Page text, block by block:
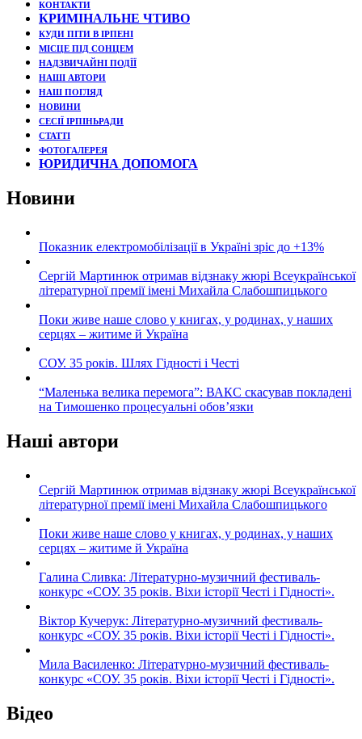
КОНТАКТИ
КРИМІНАЛЬНЕ ЧТИВО
КУДИ ПІТИ В ІРПЕНІ
МІСЦЕ ПІД СОНЦЕМ
НАДЗВИЧАЙНІ ПОДЇЇ
НАШІ АВТОРИ
НАШ ПОГЛЯД
НОВИНИ
СЕСІЇ ІРПІНЬРАДИ
СТАТТІ
ФОТОГАЛЕРЕЯ
ЮРИДИЧНА ДОПОМОГА
Новини
Показник електромобілізації в Україні зріс до +13%
Сергій Мартинюк отримав відзнаку жюрі Всеукраїнської
літературної премії імені Михайла Слабошпицького
Поки живе наше слово у книгах, у родинах, у наших
серцях – житиме й Україна
СОУ. 35 років. Шлях Гідності і Честі
“Маленька велика перемога”: ВАКС скасував покладені
на Тимошенко процесуальні обов’язки
Наші автори
Сергій Мартинюк отримав відзнаку жюрі Всеукраїнської
літературної премії імені Михайла Слабошпицького
Поки живе наше слово у книгах, у родинах, у наших
серцях – житиме й Україна
Галина Сливка: Літературно-музичний фестиваль-
конкурс «СОУ. 35 років. Віхи історії Честі і Гідності».
Віктор Кучерук: Літературно-музичний фестиваль-
конкурс «СОУ. 35 років. Віхи історії Честі і Гідності».
Мила Василенко: Літературно-музичний фестиваль-
конкурс «СОУ. 35 років. Віхи історії Честі і Гідності».
Відео